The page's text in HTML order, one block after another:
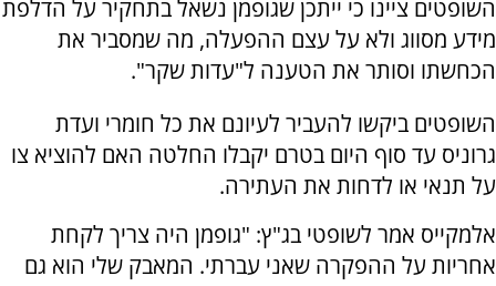
השופטים ציינו כי ייתכן שגופמן נשאל בתחקיר על הדלפת
מידע מסווג ולא על עצם ההפעלה, מה שמסביר את
הכחשתו וסותר את הטענה ל"עדות שקר".
השופטים ביקשו להעביר לעיונם את כל חומרי ועדת
גרוניס עד סוף היום בטרם יקבלו החלטה האם להוציא צו
על תנאי או לדחות את העתירה.
אלמקייס אמר לשופטי בג"ץ: "גופמן היה צריך לקחת
אחריות על ההפקרה שאני עברתי. המאבק שלי הוא גם